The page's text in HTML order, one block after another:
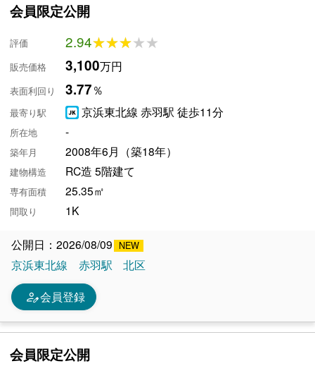
会員限定公開
評価 2.94★★★★★
★★★★★
販売価格 3,100万円
表面利回り 3.77％
最寄り駅 京浜東北線 赤羽駅 徒歩11分
所在地 -
築年月 2008年6月（築18年）
建物構造 RC造 5階建て
専有面積 25.35㎡
間取り 1K
公開日：2026/08/09
京浜東北線
赤羽駅 北区
person_edit会員登録
会員限定公開